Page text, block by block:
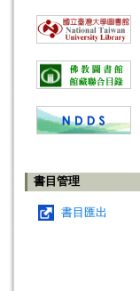
書目管理
書目匯出